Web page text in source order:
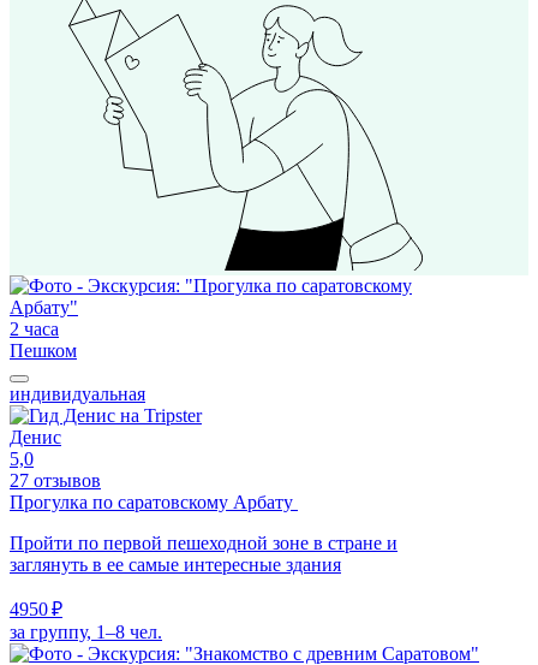
2 часа
Пешком
индивидуальная
Денис
5,0
27 отзывов
Прогулка по саратовскому Арбату
Пройти по первой пешеходной зоне в стране и
заглянуть в ее самые интересные здания
4950 ₽
за группу, 1–8 чел.